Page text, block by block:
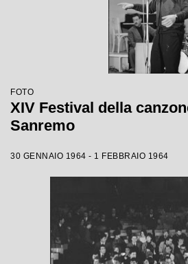
FOTO
XIV Festival della
Sanremo
30 GENNAIO 1964 - 1 FEBBRAIO 1964